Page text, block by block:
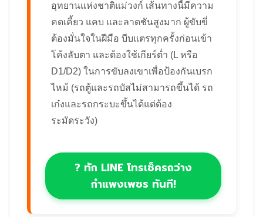
อุทยานแห่งชาติแม่วงก์ เส้นทางนี้มีความ
คดเคี้ยว แคบ และลาดชันสูงมาก ผู้ขับขี่
ต้องมั่นใจในฝีมือ บีบแตรทุกครั้งก่อนเข้า
โค้งลับตา และต้องใช้เกียร์ต่ำ (L หรือ
D1/D2) ในการขับลงเขาเพื่อป้องกันเบรก
ไหม้ (รถตู้และรถบัสไม่สามารถขึ้นได้ รถ
เก๋งและรถกระบะขึ้นได้แต่ต้อง
ระมัดระวัง)
? ทัก LINE โทรเช็ครถว่าง
กำแพงเพชร ทันที!